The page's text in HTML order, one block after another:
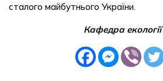
сталого майбутнього України.
Кафедра екології